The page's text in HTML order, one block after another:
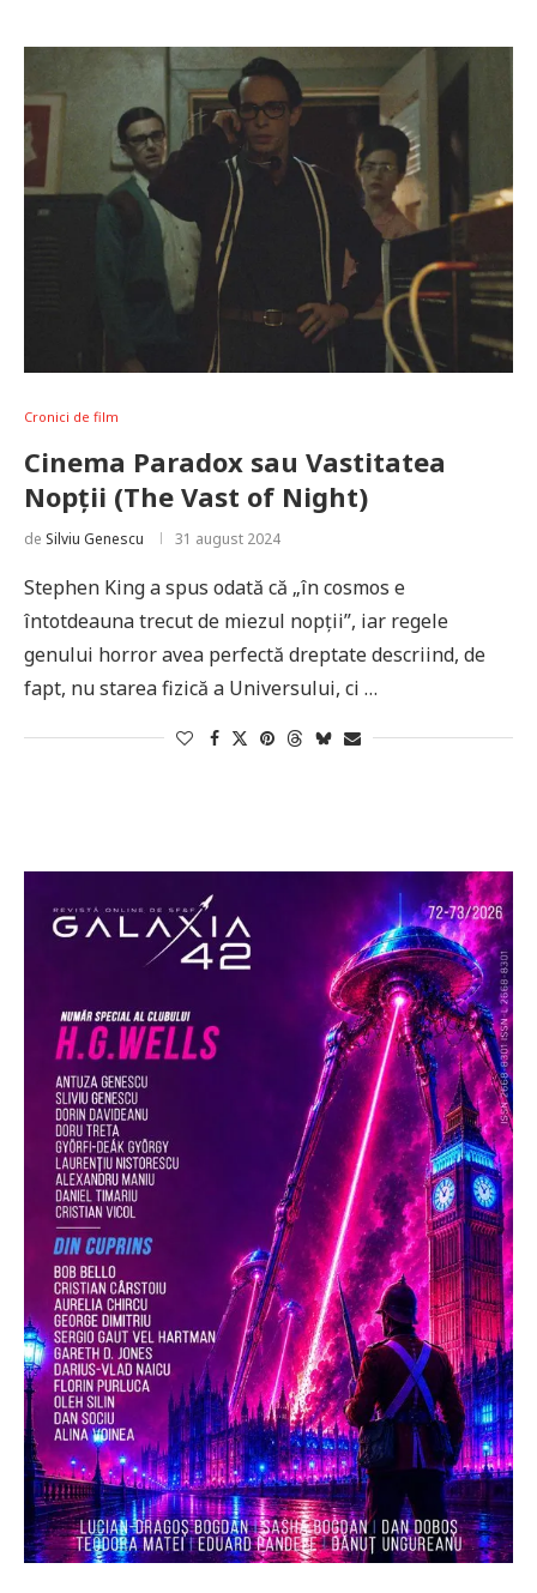
Cronici de film
Cinema Paradox sau Vastitatea
Nopții (The Vast of Night)
de Silviu Genescu 31 august 2024
Stephen King a spus odată că „în cosmos e
întotdeauna trecut de miezul nopții”, iar regele
genului horror avea perfectă dreptate descriind, de
fapt, nu starea fizică a Universului, ci …